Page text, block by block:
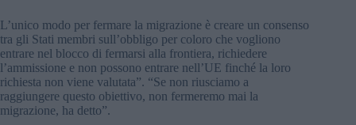
L’unico modo per fermare la migrazione è creare un consenso
tra gli Stati membri sull’obbligo per coloro che vogliono
entrare nel blocco di fermarsi alla frontiera, richiedere
l’ammissione e non possono entrare nell’UE finché la loro
richiesta non viene valutata”. “Se non riusciamo a
raggiungere questo obiettivo, non fermeremo mai la
migrazione, ha detto”.